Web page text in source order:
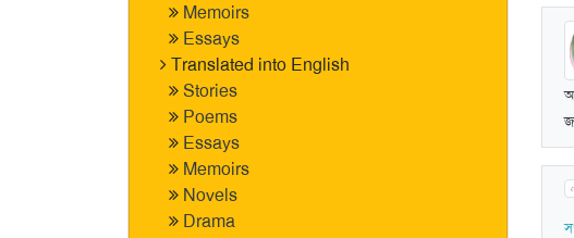
Memoirs
Essays
Translated into English
Stories
Poems
Essays
Memoirs
Novels
Drama